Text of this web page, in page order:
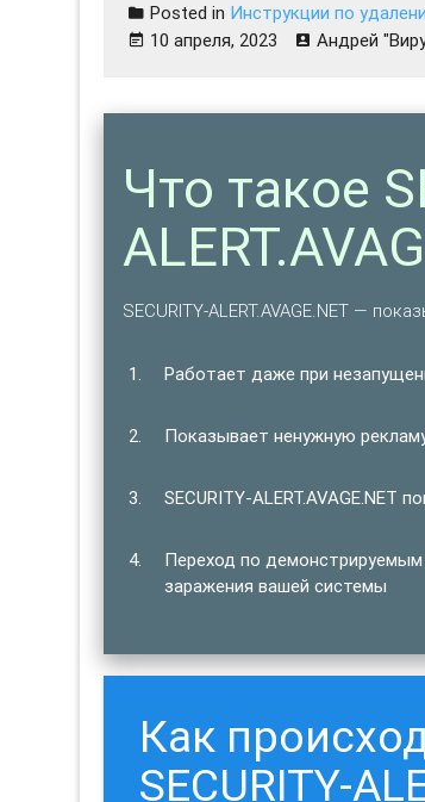
Posted in Инструкции по
10 апреля, 2023
Андрей
Что такое
SECURITY-ALERT.AVAGE.NET —
Работает даже при
Показывает ненужную
SECURITY-ALERT.AVAGE.NET
Переход по
заражения вашей системы
Как
SECURITY-